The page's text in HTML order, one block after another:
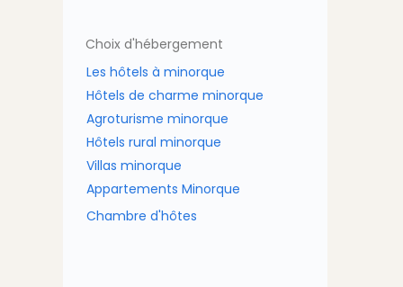
Choix d'hébergement
Les hôtels à minorque
Hôtels de charme minorque
Agroturisme minorque
Hôtels rural minorque
Villas minorque
Appartements Minorque
Chambre d'hôtes